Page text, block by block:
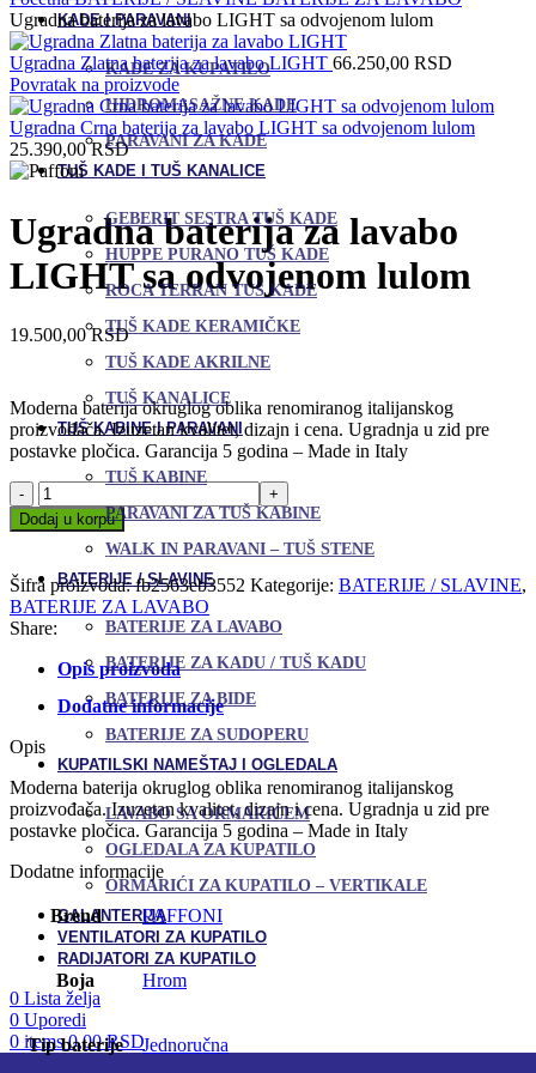
KADE I PARAVANI
KADE ZA KUPATILO
HIDROMASAŽNE KADE
PARAVANI ZA KADE
TUŠ KADE I TUŠ KANALICE
GEBERIT SESTRA TUŠ KADE
HUPPE PURANO TUŠ KADE
ROCA TERRAN TUŠ KADE
TUŠ KADE KERAMIČKE
TUŠ KADE AKRILNE
TUŠ KANALICE
TUŠ KABINE I PARAVANI
TUŠ KABINE
PARAVANI ZA TUŠ KABINE
WALK IN PARAVANI – TUŠ STENE
BATERIJE / SLAVINE
BATERIJE ZA LAVABO
BATERIJE ZA KADU / TUŠ KADU
BATERIJE ZA BIDE
BATERIJE ZA SUDOPERU
KUPATILSKI NAMEŠTAJ I OGLEDALA
LAVABO SA ORMARIĆEM
OGLEDALA ZA KUPATILO
ORMARIĆI ZA KUPATILO – VERTIKALE
GALANTERIJA
VENTILATORI ZA KUPATILO
RADIJATORI ZA KUPATILO
0 Lista želja
0 Uporedi
0 items 0,00RSD
Ugradna baterija za lavabo LIGHT sa odvojenom lulom
Ugradna Zlatna baterija za lavabo LIGHT 66.250,00 RSD
Povratak na proizvode
Ugradna Crna baterija za lavabo LIGHT sa odvojenom lulom
25.390,00RSD
Ugradna baterija za lavabo
LIGHT sa odvojenom lulom
19.500,00RSD
Moderna baterija okruglog oblika renomiranog italijanskog
proizvođača. Izuzetan kvalitet, dizajn i cena. Ugradnja u zid pre
postavke pločica. Garancija 5 godina – Made in Italy
Ugradna
baterija
za
lavabo
LIGHT
sa
odvojenom
lulom
količina
Dodaj u korpu
Dodaj u omiljene
Šifra proizvoda:fb2563eb3552 Kategorije: BATERIJE / SLAVINE,
BATERIJE ZA LAVABO
Share:
Opis proizvoda
Dodatne informacije
Opis
Moderna baterija okruglog oblika renomiranog italijanskog
proizvođača. Izuzetan kvalitet, dizajn i cena. Ugradnja u zid pre
postavke pločica. Garancija 5 godina – Made in Italy
Dodatne informacije
Brend PAFFONI
Boja Hrom
Tip baterije Jednoručna